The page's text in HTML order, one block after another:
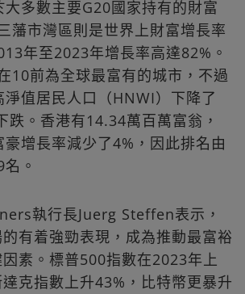
多數主要G20國家持有的財富
藩市灣區則是世界上財富增長率
年至2023年增長率高達82%。
10前為全球最富有的城市，不過
值居民人口（HNWI）下降了
跌。香港有14.34萬百萬富翁，
增長率減少了4%，因此排名由
。
執行長Juerg Steffen表示，
有着強勁表現，成為推動最富裕
素。標普500指數在2023年上
克指數上升43%，比特幣更暴升